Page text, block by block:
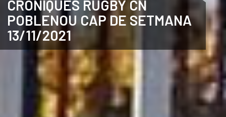
CATALÀ
CRÒNIQUES RUGBY CN
POBLENOU CAP DE SETMANA
13/11/2021